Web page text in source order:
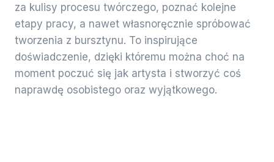
za kulisy procesu twórczego, poznać kolejne
etapy pracy, a nawet własnoręcznie spróbować
tworzenia z bursztynu. To inspirujące
doświadczenie, dzięki któremu można choć na
moment poczuć się jak artysta i stworzyć coś
naprawdę osobistego oraz wyjątkowego.